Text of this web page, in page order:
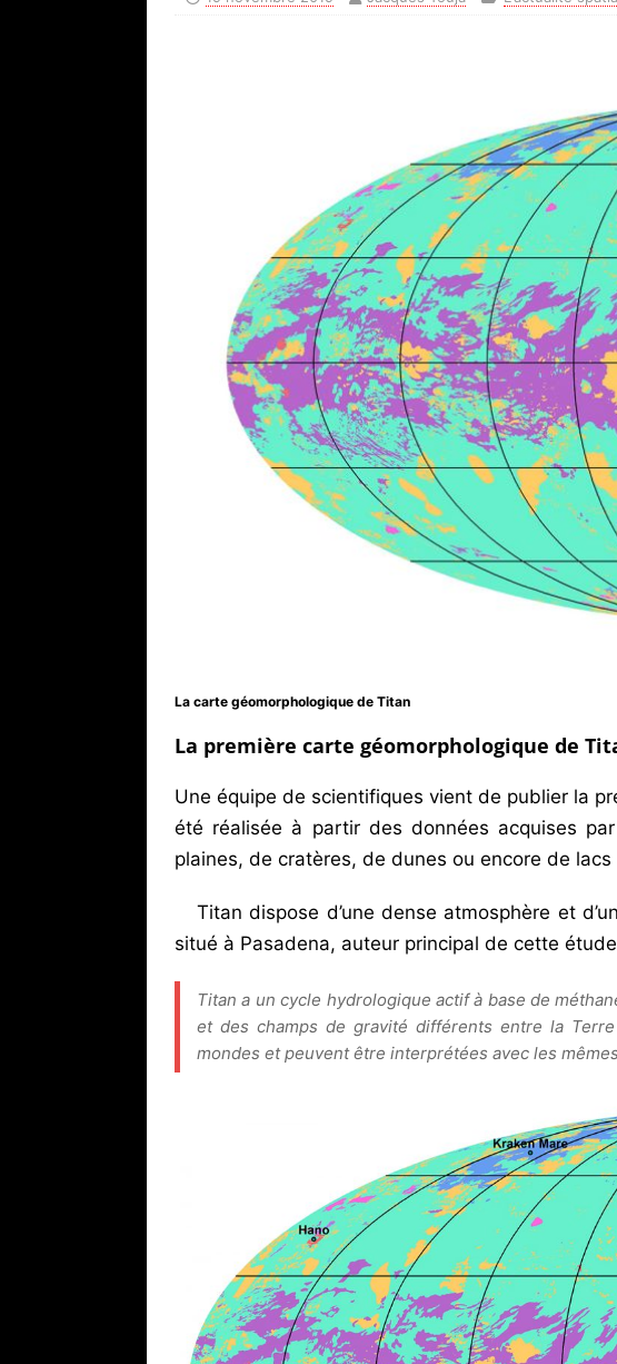
Calendrier des Événements
[ 30 juillet 2026 ] Les Nuits des étoiles 2026 (7,8 et 9
[ 30 juillet 2026 ] Lancement Ariane 6 : Prochain
La carte géomorphologique de Titan
La première carte géomorphologique de
Une équipe de scientifiques vient de publier la
été réalisée à partir des données acquises
plaines, de cratères, de dunes ou encore de
Titan dispose d’une dense atmosphère et
situé à Pasadena, auteur principal de cette
Titan a un cycle hydrologique actif à base de
et des champs de gravité différents entre la
mondes et peuvent être interprétées avec les